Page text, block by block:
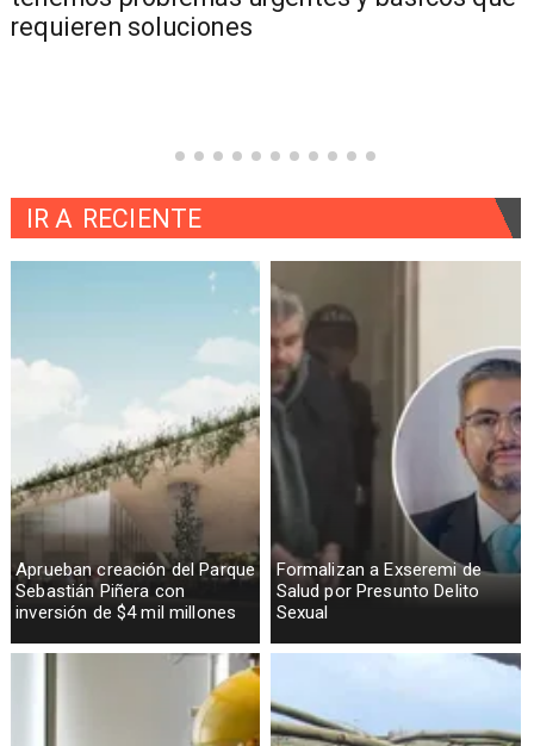
requieren soluciones
Aprueban creación del Parque
Sebastián Piñera con
inversión de $4 mil millones
Formalizan a Exseremi de
Salud por Presunto Delito
Sexual
IR A RECIENTE